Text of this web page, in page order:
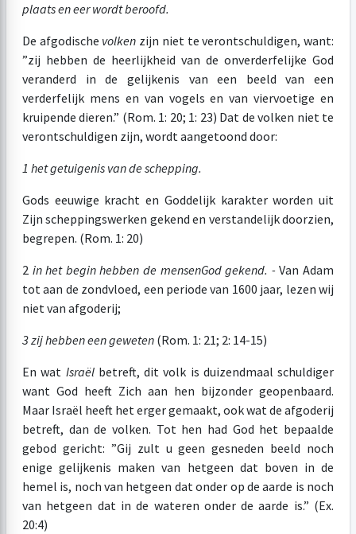
plaats en eer wordt beroofd.
De afgodische volken zijn niet te verontschuldigen, want:
”zij hebben de heerlijkheid van de onverderfelijke God
veranderd in de gelijkenis van een beeld van een
verderfelijk mens en van vogels en van viervoetige en
kruipende dieren.” (Rom. 1: 20; 1: 23) Dat de volken niet te
verontschuldigen zijn, wordt aangetoond door:
1 het getuigenis van de schepping.
Gods eeuwige kracht en Goddelijk karakter worden uit
Zijn scheppingswerken gekend en verstandelijk doorzien,
begrepen. (Rom. 1: 20)
2 in het begin hebben de mensenGod gekend. -Van Adam
tot aan de zondvloed, een periode van 1600 jaar, lezen wij
niet van afgoderij;
3 zij hebben een geweten (Rom. 1: 21; 2: 14-15)
En wat Israël betreft, dit volk is duizendmaal schuldiger
want God heeft Zich aan hen bijzonder geopenbaard.
Maar Israël heeft het erger gemaakt, ook wat de afgoderij
betreft, dan de volken. Tot hen had God het bepaalde
gebod gericht: ”Gij zult u geen gesneden beeld noch
enige gelijkenis maken van hetgeen dat boven in de
hemel is, noch van hetgeen dat onder op de aarde is noch
van hetgeen dat in de wateren onder de aarde is.” (Ex.
20:4)